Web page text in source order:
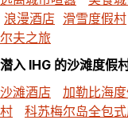
浪漫酒店 滑雪度假村
尔夫之旅
潜入 IHG 的沙滩度假
沙滩酒店
加勒比海
村
科苏梅尔岛全包